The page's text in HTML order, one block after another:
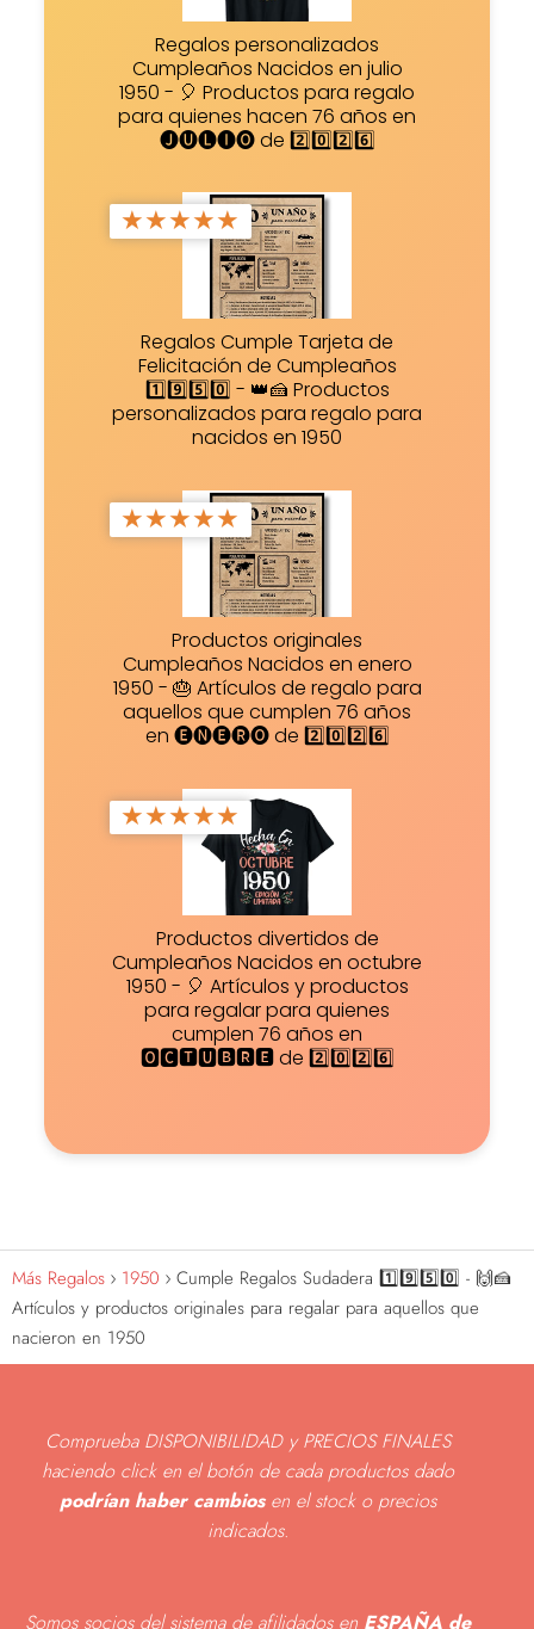
Regalos personalizados
Cumpleaños Nacidos en julio
1950 - 🎈 Productos para regalo
para quienes hacen 76 años en
🅙🅤🅛🅘🅞 de 2️⃣0️⃣2️⃣6️⃣
★★★★★
Regalos Cumple Tarjeta de
Felicitación de Cumpleaños
1️⃣9️⃣5️⃣0️⃣ - 👑🍰 Productos
personalizados para regalo para
nacidos en 1950
★★★★★
Productos originales
Cumpleaños Nacidos en enero
1950 - 🎂 Artículos de regalo para
aquellos que cumplen 76 años
en 🅔🅝🅔🅡🅞 de 2️⃣0️⃣2️⃣6️⃣
★★★★★
Productos divertidos de
Cumpleaños Nacidos en octubre
1950 - 🎈 Artículos y productos
para regalar para quienes
cumplen 76 años en
🅾🅲🆃🆄🅱🆁🅴 de 2️⃣0️⃣2️⃣6️⃣
Más Regalos 1950
Cumple Regalos Sudadera 1️⃣9️⃣5️⃣0️⃣ - 🙌🍰
Artículos y productos originales para regalar para aquellos que
nacieron en 1950
Comprueba DISPONIBILIDAD y PRECIOS FINALES
haciendo click en el botón de cada productos dado
podrían haber cambiosen el stock o precios
indicados.
Somos socios del sistema de afilidados en ESPAÑA de